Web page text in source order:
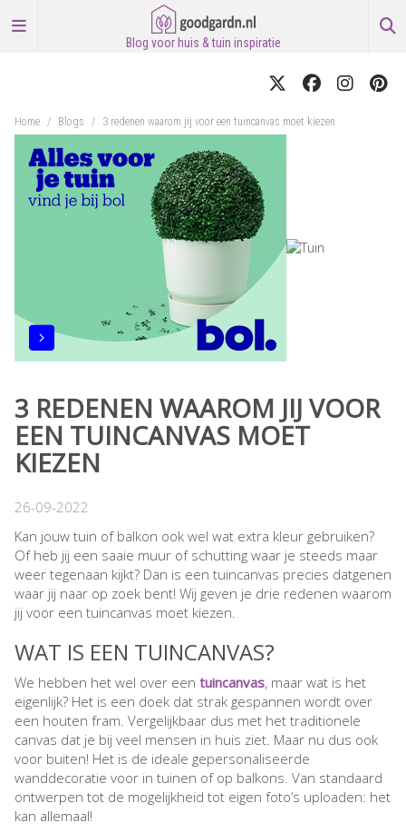
Blog voor huis & tuin inspiratie
Home / Blogs / 3 redenen waarom jij voor een tuincanvas moet kiezen
3 REDENEN WAAROM JIJ VOOR
EEN TUINCANVAS MOET
KIEZEN
26-09-2022
Kan jouw tuin of balkon ook wel wat extra kleur gebruiken?
Of heb jij een saaie muur of schutting waar je steeds maar
weer tegenaan kijkt? Dan is een tuincanvas precies datgenen
waar jij naar op zoek bent! Wij geven je drie redenen waarom
jij voor een tuincanvas moet kiezen.
WAT IS EEN TUINCANVAS?
We hebben het wel over een tuincanvas, maar wat is het
eigenlijk? Het is een doek dat strak gespannen wordt over
een houten fram. Vergelijkbaar dus met het traditionele
canvas dat je bij veel mensen in huis ziet. Maar nu dus ook
voor buiten! Het is de ideale gepersonaliseerde
wanddecoratie voor in tuinen of op balkons. Van standaard
ontwerpen tot de mogelijkheid tot eigen foto’s uploaden: het
kan allemaal!